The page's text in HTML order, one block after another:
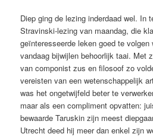
Diep ging de lezing inderdaad wel. In
Stravinski-lezing van maandag, die
geïnteresseerde leken goed te
vandaag bijwijlen behoorlijk taai. Met
van componist zus en filosoof zo
vereisten van een wetenschappelijk
was het ongetwijfeld beter te
maar als een compliment opvatten:
bewaarde Taruskin zijn meest
Utrecht deed hij meer dan enkel zijn